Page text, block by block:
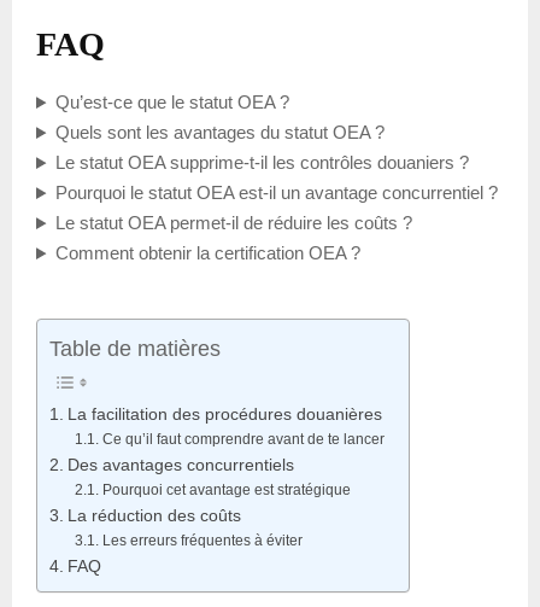
FAQ
Qu’est-ce que le statut OEA ?
Quels sont les avantages du statut OEA ?
Le statut OEA supprime-t-il les contrôles douaniers ?
Pourquoi le statut OEA est-il un avantage concurrentiel ?
Le statut OEA permet-il de réduire les coûts ?
Comment obtenir la certification OEA ?
Table de matières
La facilitation des procédures douanières
Ce qu’il faut comprendre avant de te lancer
Des avantages concurrentiels
Pourquoi cet avantage est stratégique
La réduction des coûts
Les erreurs fréquentes à éviter
FAQ